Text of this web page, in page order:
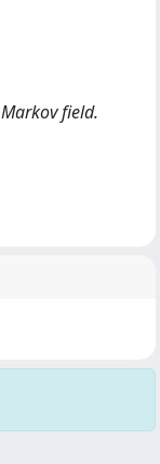
field.